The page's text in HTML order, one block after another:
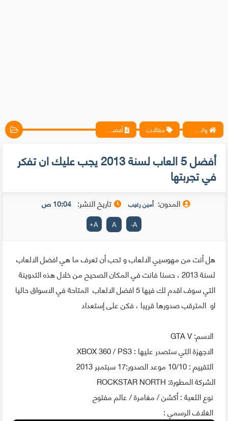
واتس آب ، فيسبوك ، أنترنت ، شروحات تقنية حصرية - المحترف مقالات أفضل 5 العاب لسنة 2013 يجب عليك ان تفكر في تجربتها
أفضل 5 العاب لسنة 2013 يجب عليك ان تفكر
في تجربتها
المدون: أمين رغيب تاريخ النشر: 10:04 ص
A
-
A
A
+
هل أنت من مهوسيي الالعاب و تحب أن تعرف ما هي افضل الالعاب
لسنة 2013 ، حسنا فانت في المكان الصحيح من خلال هذه التدوينة
التي سوف اقدم لك فيها 5 افضل الالعاب المتاحة في الاسواق حاليا
او المترقب صدورها قريبا ، فكن على إستعداد
الاسم: GTA V
الاجهزة التي ستصدر عليها : XBOX 360 / PS3
التقييم : 10/10 موعد الصدور:17 سبتمبر 2013
الشركة المطورة: ROCKSTAR NORTH
نوع اللعبة : أكشن / مغامرة / عالم مفتوح
الغلاف الرسمي :